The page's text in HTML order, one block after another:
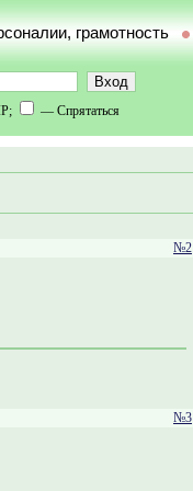
грамотность
— Спрятаться
№2
№3